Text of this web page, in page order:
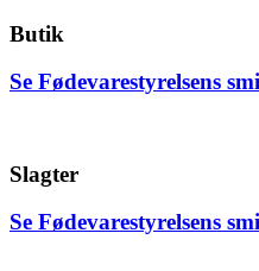
Butik
Se Fødevarestyrelsens
Slagter
Se Fødevarestyrelsens